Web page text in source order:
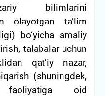
bilimlarini
olayotgan ta’lim
bo‘yicha amaliy
talabalar uchun
qat’iy nazar,
(shuningdek,
faoliyatiga oid